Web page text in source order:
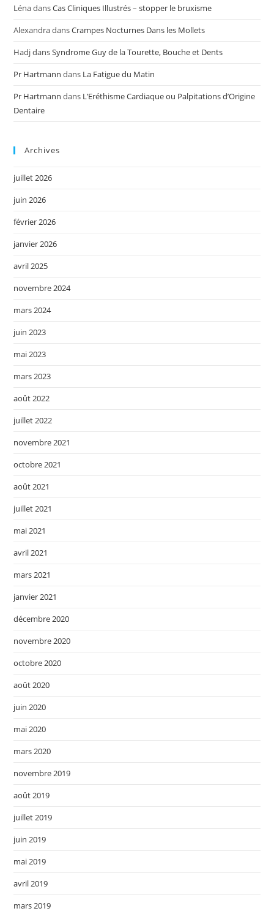
LénadansCas Cliniques Illustrés – stopper le bruxisme
AlexandradansCrampes Nocturnes Dans les Mollets
HadjdansSyndrome Guy de la Tourette, Bouche et Dents
Pr Hartmann dans La Fatigue du Matin
Pr Hartmann dans L’Eréthisme Cardiaque ou Palpitations d’Origine
Dentaire
Archives
juillet 2026
juin 2026
février 2026
janvier 2026
avril 2025
novembre 2024
mars 2024
juin 2023
mai 2023
mars 2023
août 2022
juillet 2022
novembre 2021
octobre 2021
août 2021
juillet 2021
mai 2021
avril 2021
mars 2021
janvier 2021
décembre 2020
novembre 2020
octobre 2020
août 2020
juin 2020
mai 2020
mars 2020
novembre 2019
août 2019
juillet 2019
juin 2019
mai 2019
avril 2019
mars 2019